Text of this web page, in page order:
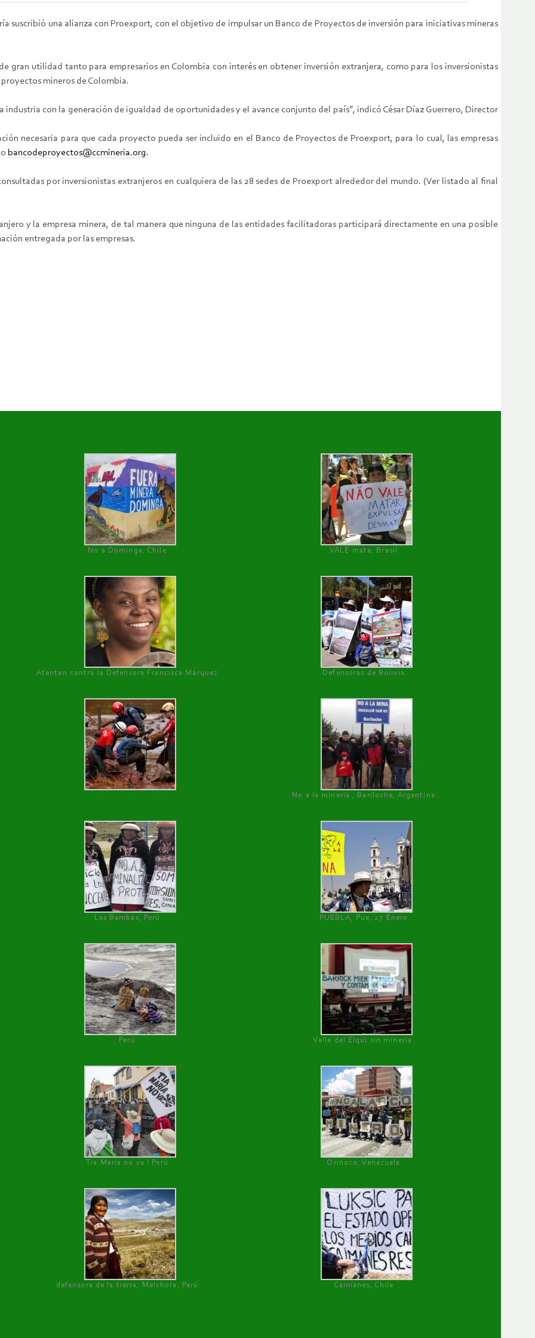
suscribió una alianza con Proexport, con el objetivo de impulsar un Banco de Proyectos de inversión para iniciativas mineras
gran utilidad tanto para empresarios en Colombia con interés en obtener inversión extranjera, como para los inversionistas
mineros de Colombia.
industria con la generación de igualdad de oportunidades y el avance conjunto del país”, indicó César Díaz Guerrero, Director
necesaria para que cada proyecto pueda ser incluido en el Banco de Proyectos de Proexport, para lo cual, las empresas
bancodeproyectos@ccmineria.org.
por inversionistas extranjeros en cualquiera de las 28 sedes de Proexport alrededor del mundo. (Ver listado al final
y la empresa minera, de tal manera que ninguna de las entidades facilitadoras participará directamente en una posible
entregada por las empresas.
No a Dominga, Chile
VALE mata, Brasil
Atentan contra la Defensora Francisca Márquez Defensoras de Bolivia
No a la minería , Bariloche, Argentina
Las Bambas, Perú PUEBLA, Pue, 27 Enero
Perú Valle del Elqui sin minería.
Tía María no va ! Perú Orinoco, Venezuela
defensora de la tierra, Melchora, Perú Caimanes, Chile